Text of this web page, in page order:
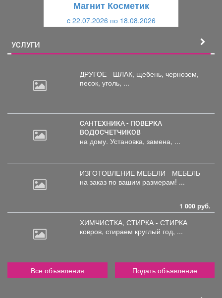
Магнит Косметик
c 22.07.2026 по 18.08.2026
УСЛУГИ
ДРУГОЕ - ШЛАК, щебень, чернозем,
песок, уголь, ...
САНТЕХНИКА - ПОВЕРКА
ВОДОСЧЕТЧИКОВ
на дому. Установка, замена, ...
ИЗГОТОВЛЕНИЕ МЕБЕЛИ - МЕБЕЛЬ
на заказ по вашим размерам! ...
1 000 руб.
ХИМЧИСТКА, СТИРКА - СТИРКА
ковров, стираем круглый год, ...
Все объявления Подать объявление